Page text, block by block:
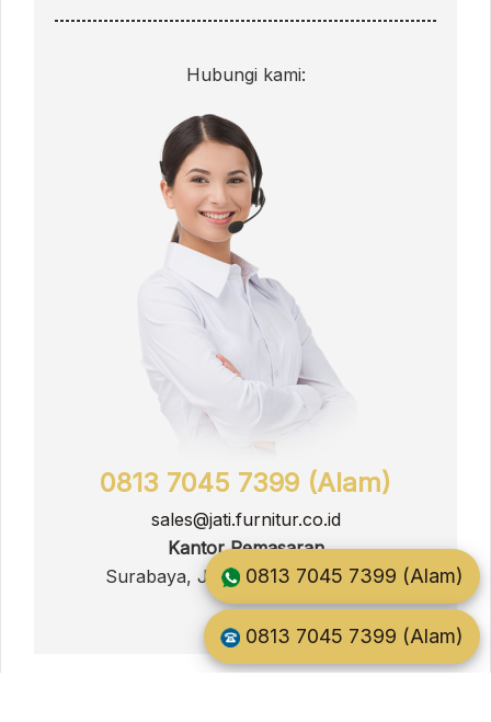
Hubungi kami:
0813 7045 7399 (Alam)
sales@jati.furnitur.co.id
Kantor Pemasaran
Surabaya, Jawa Timur, Indonesia
0813 7045 7399 (Alam)
0813 7045 7399 (Alam)